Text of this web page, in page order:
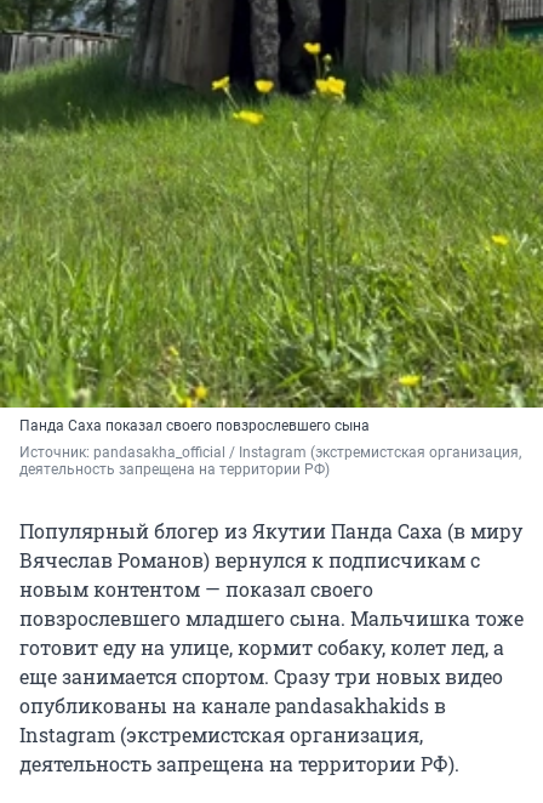
Панда Саха показал своего повзрослевшего сына
Источник: pandasakha_official / Instagram (экстремистская организация,
деятельность запрещена на территории РФ)
Популярный блогер из Якутии Панда Саха (в миру
Вячеслав Романов) вернулся к подписчикам с
новым контентом — показал своего
повзрослевшего младшего сына. Мальчишка тоже
готовит еду на улице, кормит собаку, колет лед, а
еще занимается спортом. Сразу три новых видео
опубликованы на канале pandasakhakids в
Instagram (экстремистская организация,
деятельность запрещена на территории РФ).